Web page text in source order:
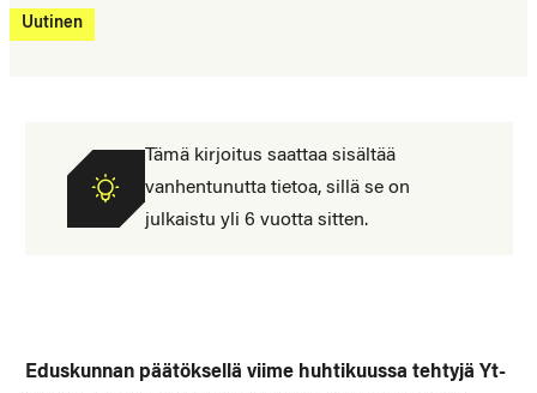
Uutinen
Tämä kirjoitus saattaa sisältää
vanhentunutta tietoa, sillä se on
julkaistu yli 6 vuotta sitten.
Eduskunnan päätöksellä viime huhtikuussa tehtyjä Yt-